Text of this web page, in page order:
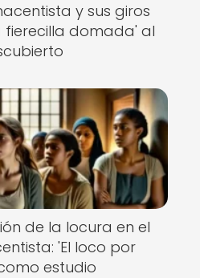
y sus giros
fierecilla domada' al
de la locura en el
'El loco por
estudio